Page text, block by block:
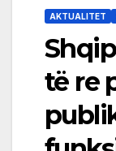
AKTUALITET
të re